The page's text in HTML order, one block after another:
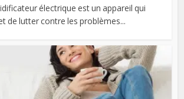
électrique est un appareil qui
de lutter contre les problèmes...